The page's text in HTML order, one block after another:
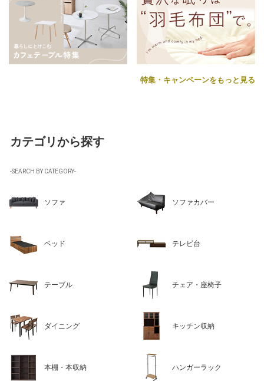
特集・キャンペーンをもっと見る
カテゴリから探す
-SEARCH BY CATEGORY-
ソファ ソファカバー
ベッド テレビ台
テーブル チェア・座椅子
ダイニング キッチン収納
本棚・本収納 ハンガーラック